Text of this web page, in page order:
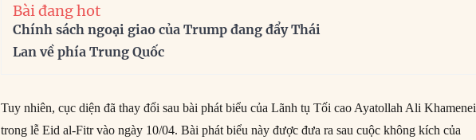
Bài đang hot
Chính sách ngoại giao của Trump đang đẩy Thái
Lan về phía Trung Quốc
Tuy nhiên, cục diện đã thay đổi sau bài phát biểu của Lãnh tụ Tối cao Ayatollah Ali Khamenei
trong lễ Eid al-Fitr vào ngày 10/04. Bài phát biểu này được đưa ra sau cuộc không kích của